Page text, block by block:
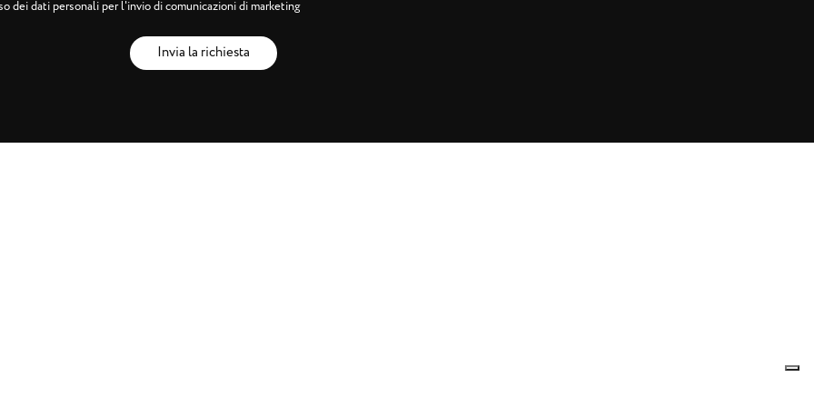
dei dati personali per l'invio di comunicazioni di marketing
Invia la richiesta